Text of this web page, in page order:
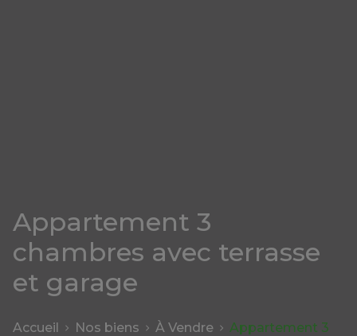
Appartement 3
chambres avec terrasse
et garage
Accueil Nos biens À Vendre
Appartement 3